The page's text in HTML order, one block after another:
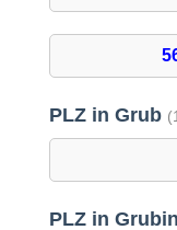
PLZ in Grub
PLZ in